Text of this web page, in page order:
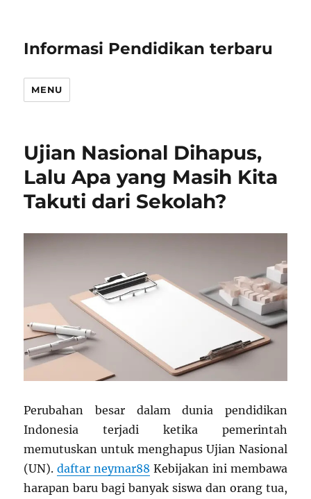
Informasi Pendidikan terbaru
MENU
Ujian Nasional Dihapus,
Lalu Apa yang Masih Kita
Takuti dari Sekolah?
Perubahan besar dalam dunia pendidikan
Indonesia terjadi ketika pemerintah
memutuskan untuk menghapus Ujian Nasional
(UN).daftar neymar88 Kebijakan ini membawa
harapan baru bagi banyak siswa dan orang tua,